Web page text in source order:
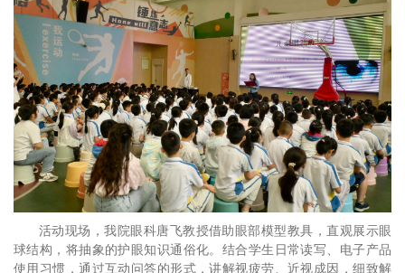
活动现场，我院眼科唐飞教授借助眼部模型教具，直观展示眼
球结构，将抽象的护眼知识通俗化。结合学生日常读写、电子产品
使用习惯，通过互动问答的形式，讲解视疲劳、近视成因，细致解